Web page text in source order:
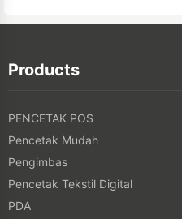
Products
PENCETAK POS
Pencetak Mudah
Pengimbas
Pencetak Tekstil Digital
PDA